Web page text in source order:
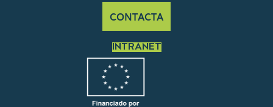
CONTACTA
INTRANET